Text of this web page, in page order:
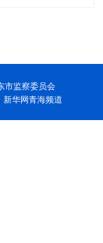
市监察委员会
华网青海频道